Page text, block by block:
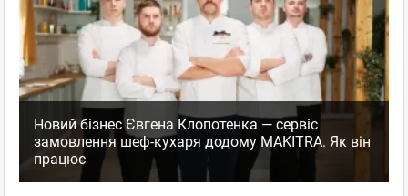
Новий бізнес Євгена Клопотенка — сервіс
замовлення шеф-кухаря додому MAKITRA. Як він
працює